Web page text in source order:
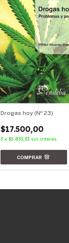
Drogas hoy (Nº 23)
$17.500,00
3 x$5.833,33 sin interés